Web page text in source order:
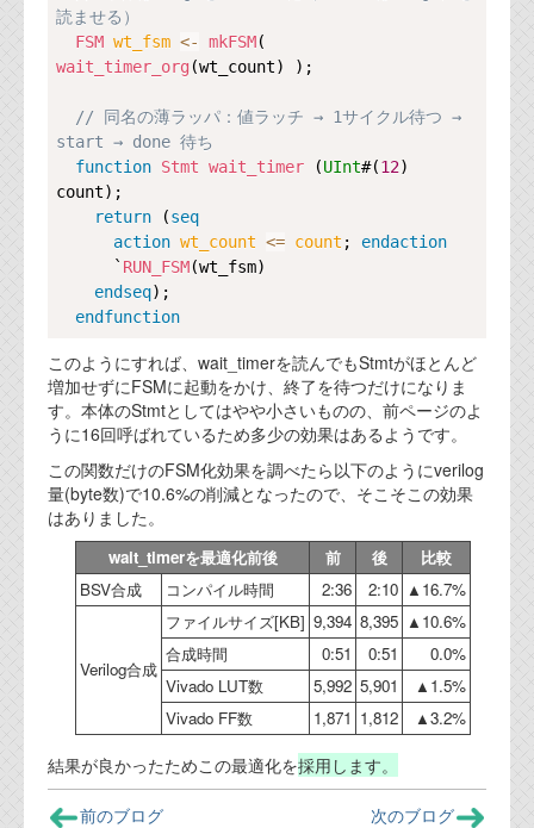
ログインをお願い致します。アカウント
名は"opendocument"です。
設計用語集
オンラインショップ
お問い合わせ
お問い合わせフォーム
読ませる）
FSM wt_fsm <- mkFSM
wait_timer_org (wt_count) );
// 同名の薄ラッパ：値ラッチ → 1サイクル待つ →
start → done 待ち
function Stmt wait_timer (UInt#(12)
count);
return (seq
action wt_count <= count ; endaction
      `
RUN_FSM(wt_fsm)
endseq);
endfunction
このようにすれば、wait_timerを読んでもStmtがほとんど
増加せずにFSMに起動をかけ、終了を待つだけになりま
す。本体のStmtとしてはやや小さいものの、前ページのよ
うに16回呼ばれているため多少の効果はあるようです。
この関数だけのFSM化効果を調べたら以下のようにverilog
量(byte数)で10.6%の削減となったので、そこそこの効果
はありました。
wait_timerを最適化前後 前 後
比較
BSV合成
コンパイル時間 2:36 2:10 ▲16.7%
Verilog合成
ファイルサイズ[KB] 9,394 8,395 ▲10.6%
合成時間
0:51 0:51
0.0%
Vivado LUT数
5,992 5,901
▲1.5%
Vivado FF数
1,871 1,812 ▲3.2%
結果が良かったためこの最適化を採用します。
前のブログ
次のブログ